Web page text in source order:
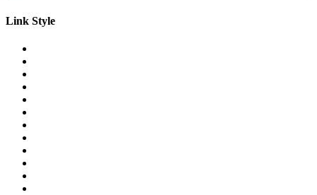
Link Style